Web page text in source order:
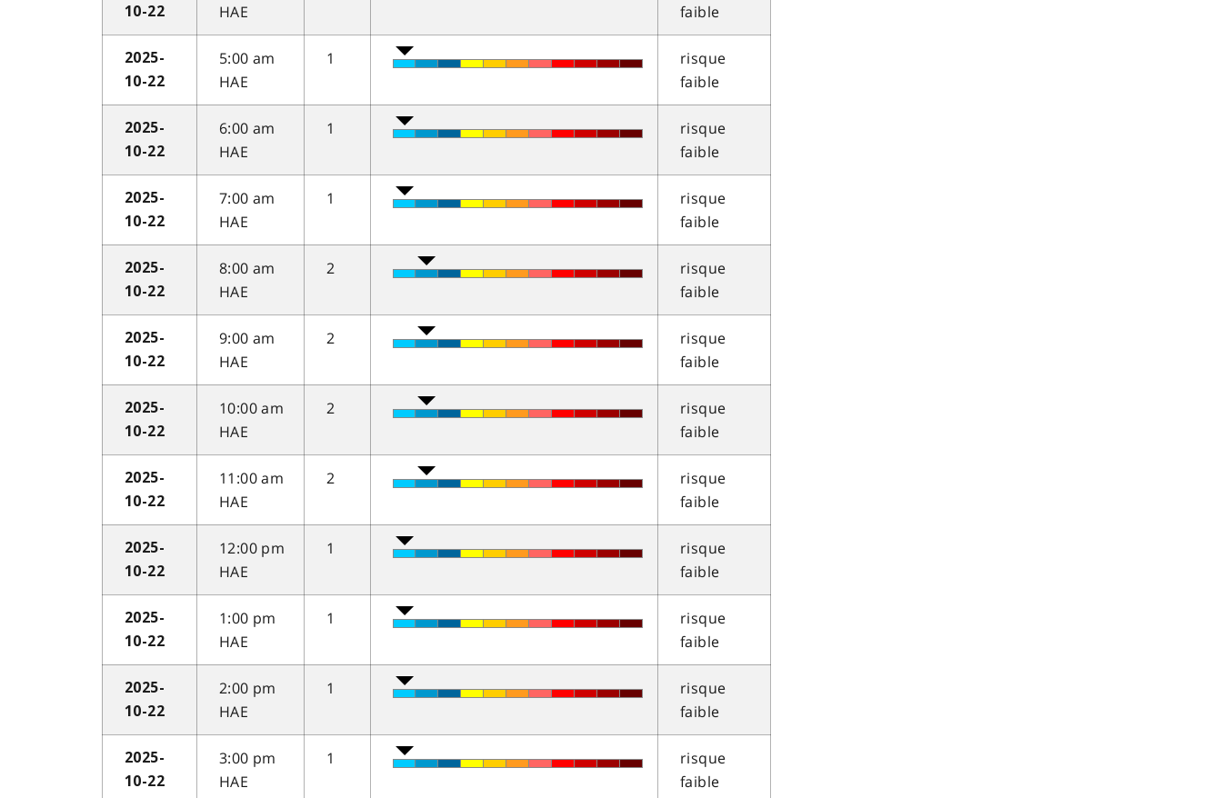
10-22
HAE
faible
2025-
10-22
5:00 am
HAE
1
risque
faible
2025-
10-22
6:00 am
HAE
1
risque
faible
2025-
10-22
7:00 am
HAE
1
risque
faible
2025-
10-22
8:00 am
HAE
2
risque
faible
2025-
10-22
9:00 am
HAE
2
risque
faible
2025-
10-22
10:00 am
HAE
2
risque
faible
2025-
10-22
11:00 am
HAE
2
risque
faible
2025-
10-22
12:00 pm
HAE
1
risque
faible
2025-
10-22
1:00 pm
HAE
1
risque
faible
2025-
10-22
2:00 pm
HAE
1
risque
faible
2025-
10-22
3:00 pm
HAE
1
risque
faible